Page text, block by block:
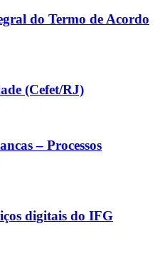
do Termo de Acordo
(Cefet/RJ)
– Processos
digitais do IFG